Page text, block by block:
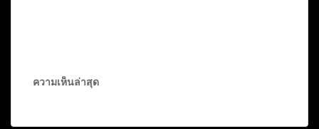
ความเห็นล่าสุด